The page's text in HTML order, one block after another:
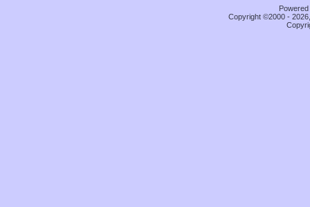
Copyright ©2000 -